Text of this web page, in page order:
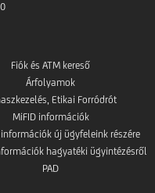
Fiók és ATM kereső
Árfolyamok
Etikai Forródrót
MiFID információk
új ügyfeleink részére
hagyatéki ügyintézésről
PAD